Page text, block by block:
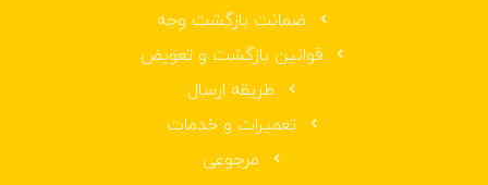
ضمانت بازگشت وجه
قوانین بازگشت و تعویض
طریقه ارسال
تعمیرات و خدمات
مرجوعی